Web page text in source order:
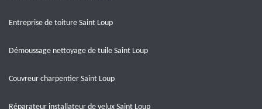
Entreprise de toiture Saint Loup
Démoussage nettoyage de tuile Saint Loup
Couvreur charpentier Saint Loup
Réparateur installateur de velux Saint Loup